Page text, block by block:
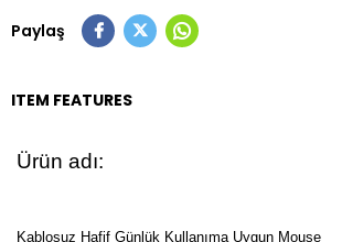
Paylaş
ITEM FEATURES
Ürün adı:
Kablosuz Hafif Günlük Kullanıma Uygun Mouse